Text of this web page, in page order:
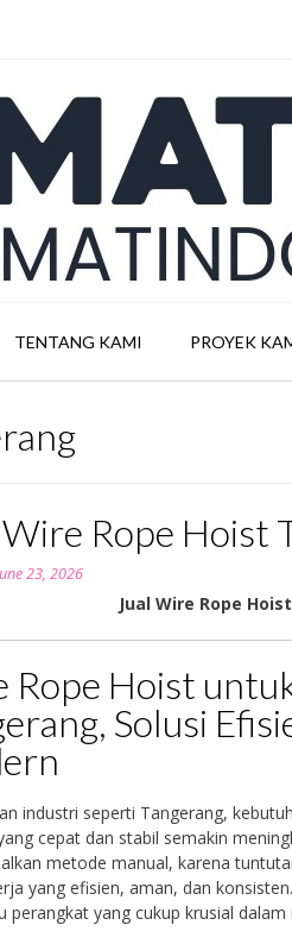
TENTANG KAMI PROYEK
Wire Rope Hoist
23, 2026
Jual Wire Rope
Rope Hoist
Solusi
industri seperti Tangerang,
cepat dan stabil semakin
metode manual, karena
yang efisien, aman, dan
perangkat yang cukup krusial